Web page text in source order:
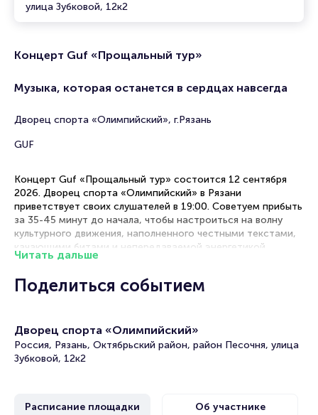
улица Зубковой, 12к2
Концерт Guf «Прощальный тур»
Музыка, которая останется в сердцах навсегда
Дворец спорта «Олимпийский», г.Рязань
GUF
Концерт Guf «Прощальный тур» состоится 12 сентября
2026. Дворец спорта «Олимпийский» в Рязани
приветствует своих слушателей в 19:00. Советуем прибыть
за 35-45 минут до начала, чтобы настроиться на волну
культурного движения, наполненного честными текстами,
качающими битами и непередаваемой энергетикой.
участия в интерактивных элементах концерта
Золотая середина — оптимальное сочетание
качественного звука и комфортного обзора сцены,
энергию толпы
Читать дальше
Поделиться событием
Дворец спорта «Олимпийский»
Россия, Рязань, Октябрьский район, район Песочня, улица
Зубковой, 12к2
Расписание площадки Об участнике